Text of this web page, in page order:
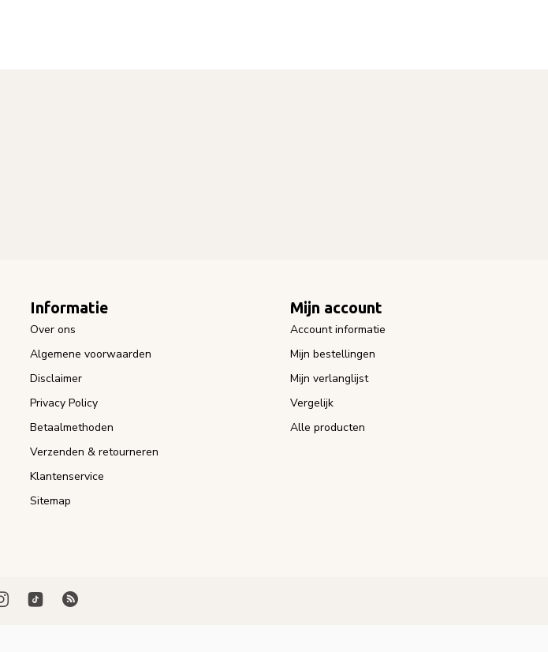
Informatie
Over ons
Algemene voorwaarden
Disclaimer
Privacy Policy
Betaalmethoden
Verzenden & retourneren
Klantenservice
Sitemap
Mijn account
Account informatie
Mijn bestellingen
Mijn verlanglijst
Vergelijk
Alle producten